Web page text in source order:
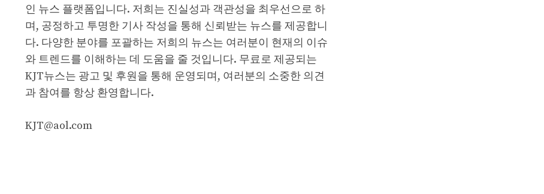
인 뉴스 플랫폼입니다. 저희는 진실성과 객관성을 최우선으로 하
며, 공정하고 투명한 기사 작성을 통해 신뢰받는 뉴스를 제공합니
다. 다양한 분야를 포괄하는 저희의 뉴스는 여러분이 현재의 이슈
와 트렌드를 이해하는 데 도움을 줄 것입니다. 무료로 제공되는
KJT뉴스는 광고 및 후원을 통해 운영되며, 여러분의 소중한 의견
과 참여를 항상 환영합니다.
KJT@aol.com